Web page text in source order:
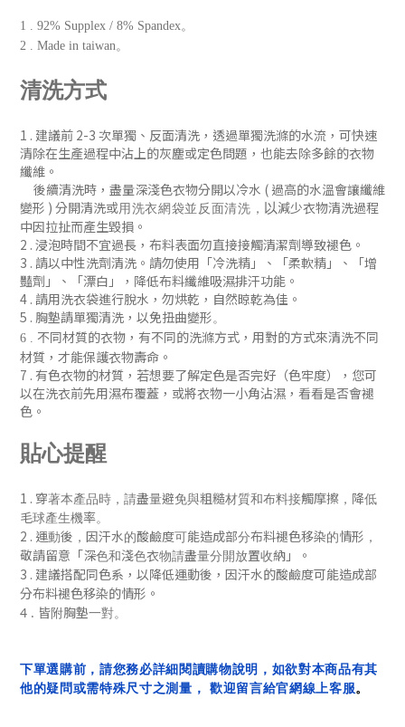
1 . 92% Supplex / 8% Spandex。
2 . Made in taiwan。
清洗方式
1 . 建議前 2-3 次單獨、反面清洗 ， 透過單獨洗滌的水流，可快速
清除在生產過程中沾上的灰塵或定色問題 ， 也能去除多餘的衣物
纖維。
後續清洗時 ，盡量深淺色衣物分開以冷水 ( 過高的水溫會讓纖維
變形 ) 分開清洗或用洗衣網袋並 反面清洗 ， 以減少衣物清洗過程
中因拉扯而產生毀損。
2 . 浸泡時間不宜過長，布料表面勿直接接觸清潔劑導致褪色。
3 . 請以中性洗劑清洗。請勿使用「冷洗精」、「柔軟精」
、「增
豔劑」
、「漂白」，降低布料纖維吸濕排汗功能 。
4 . 請用洗衣袋進行脫水，勿烘乾，自然晾乾為佳。
5 . 胸墊請單獨清洗，以免扭曲變形。
6 . 不同材質的衣物，有不同的洗滌方式，用對的方式來清洗不同
材質，才能保護衣物壽命。
7 . 有色衣物的材質，若想要了解定色是否完好（色牢度），您可
以在洗衣前先用濕布覆蓋，或將衣物一小角沾濕，看看是否會褪
色 。
貼心提醒
1 . 穿著本產品時，請盡量避免與粗糙材質和布料接觸摩擦，降低
毛球產生機率。
2 . 運動後， 因汗水的酸鹼度可能造成部分布料褪色移染的情形，
敬請留意 「深色和淺色衣物請盡量分開放置收納 」 。
3 . 建議搭配同色系， 以降低運動後， 因汗水的酸鹼度可能造成部
分布料褪色移染的情形 。
4 . 皆附胸墊一對。
下單選購前，請您務必詳細閱讀購物說明，如欲對本商品有其
他的疑問或需特殊尺寸之測量， 歡迎留言給官網線上客服。